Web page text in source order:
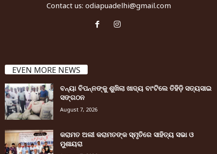
Contact us: odiapuadelhi@gmail.com
EVEN MORE NEWS
ବନ୍ୟା ବିପନ୍ନଙ୍କୁ ଶୁଖିଲା ଖାଦ୍ୟ ବାଂଟିଲେ ତିହିଡି଼ ସତ୍ୟସାଇ
ସଙ୍ଗଠନ
August 7, 2026
କରାମତ ଅଲୀ କରାମତଙ୍କ ସ୍ମୃତିରେ ସାହିତ୍ୟ ସଭା ଓ
ମୁଶାୟରା